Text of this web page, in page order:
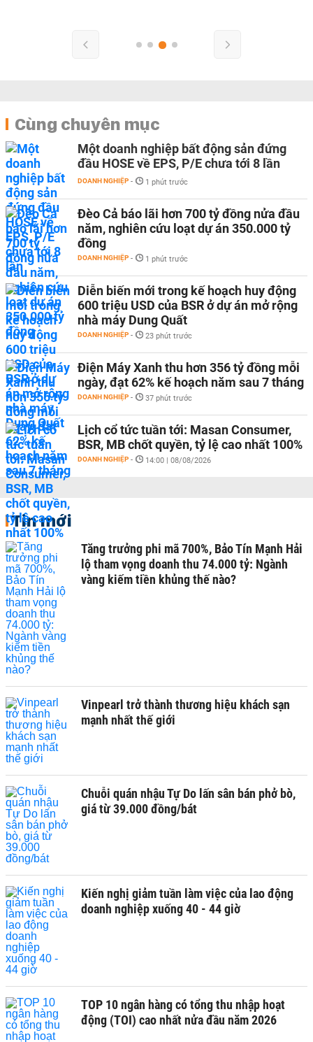
Cùng chuyên mục
Một doanh nghiệp bất động sản đứng
đầu HOSE về EPS, P/E chưa tới 8 lần
DOANH NGHIỆP - 1 phút trước
Đèo Cả báo lãi hơn 700 tỷ đồng nửa đầu
năm, nghiên cứu loạt dự án 350.000 tỷ
đồng
DOANH NGHIỆP - 1 phút trước
Diễn biến mới trong kế hoạch huy động
600 triệu USD của BSR ở dự án mở rộng
nhà máy Dung Quất
DOANH NGHIỆP - 23 phút trước
Điện Máy Xanh thu hơn 356 tỷ đồng mỗi
ngày, đạt 62% kế hoạch năm sau 7 tháng
DOANH NGHIỆP - 37 phút trước
Lịch cổ tức tuần tới: Masan Consumer,
BSR, MB chốt quyền, tỷ lệ cao nhất 100%
DOANH NGHIỆP - 14:00 | 08/08/2026
Tin mới
Tăng trưởng phi mã 700%, Bảo Tín Mạnh Hải
lộ tham vọng doanh thu 74.000 tỷ: Ngành
vàng kiếm tiền khủng thế nào?
Vinpearl trở thành thương hiệu khách sạn
mạnh nhất thế giới
Chuỗi quán nhậu Tự Do lấn sân bán phở bò,
giá từ 39.000 đồng/bát
Kiến nghị giảm tuần làm việc của lao động
doanh nghiệp xuống 40 - 44 giờ
TOP 10 ngân hàng có tổng thu nhập hoạt
động (TOI) cao nhất nửa đầu năm 2026